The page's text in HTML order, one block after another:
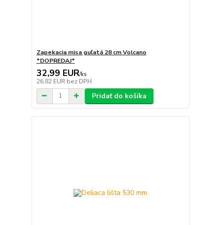
Zapekacia misa guľatá 28 cm Volcano
*DOPREDAJ*
32,99 EUR/ks
26,82 EUR bez DPH
Pridať do košíka